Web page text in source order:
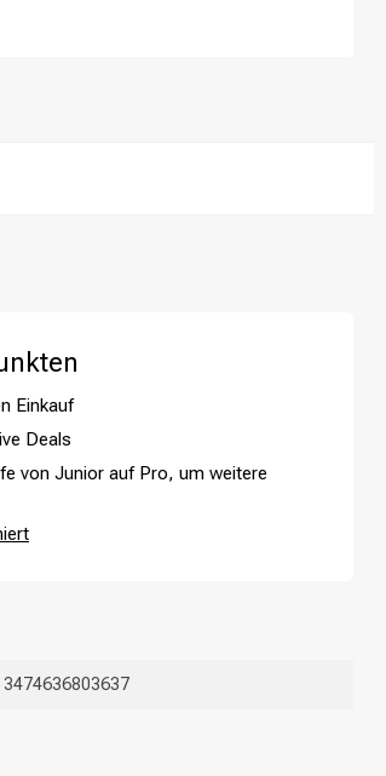
Einkauf
Deals
von Junior auf Pro, um weitere
3474636803637